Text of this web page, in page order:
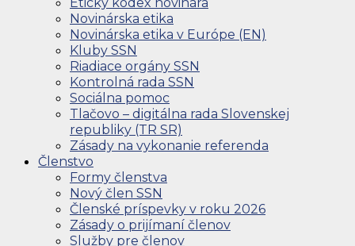
Novinárska etika
Novinárska etika v Európe (EN)
Kluby SSN
Riadiace orgány SSN
Kontrolná rada SSN
Sociálna pomoc
Tlačovo – digitálna rada Slovenskej
republiky (TR SR)
Zásady na vykonanie referenda
Členstvo
Formy členstva
Nový člen SSN
Členské príspevky v roku 2026
Zásady o prijímaní členov
Služby pre členov